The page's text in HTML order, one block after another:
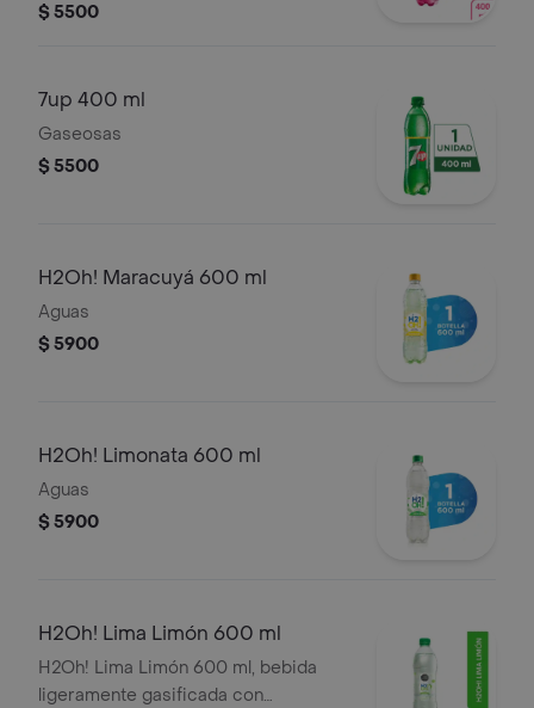
$ 5500
7up 400 ml
Gaseosas
$ 5500
H2Oh! Maracuyá 600 ml
Aguas
$ 5900
H2Oh! Limonata 600 ml
Aguas
$ 5900
H2Oh! Lima Limón 600 ml
H2Oh! Lima Limón 600 ml, bebida
ligeramente gasificada con